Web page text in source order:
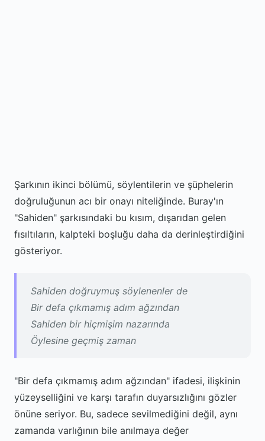
Şarkının ikinci bölümü, söylentilerin ve şüphelerin
doğruluğunun acı bir onayı niteliğinde. Buray'ın
"Sahiden" şarkısındaki bu kısım, dışarıdan gelen
fısıltıların, kalpteki boşluğu daha da derinleştirdiğini
gösteriyor.
Sahiden doğruymuş söylenenler de
Bir defa çıkmamış adım ağzından
Sahiden bir hiçmişim nazarında
Öylesine geçmiş zaman
"Bir defa çıkmamış adım ağzından" ifadesi, ilişkinin
yüzeyselliğini ve karşı tarafın duyarsızlığını gözler
önüne seriyor. Bu, sadece sevilmediğini değil, aynı
zamanda varlığının bile anılmaya değer